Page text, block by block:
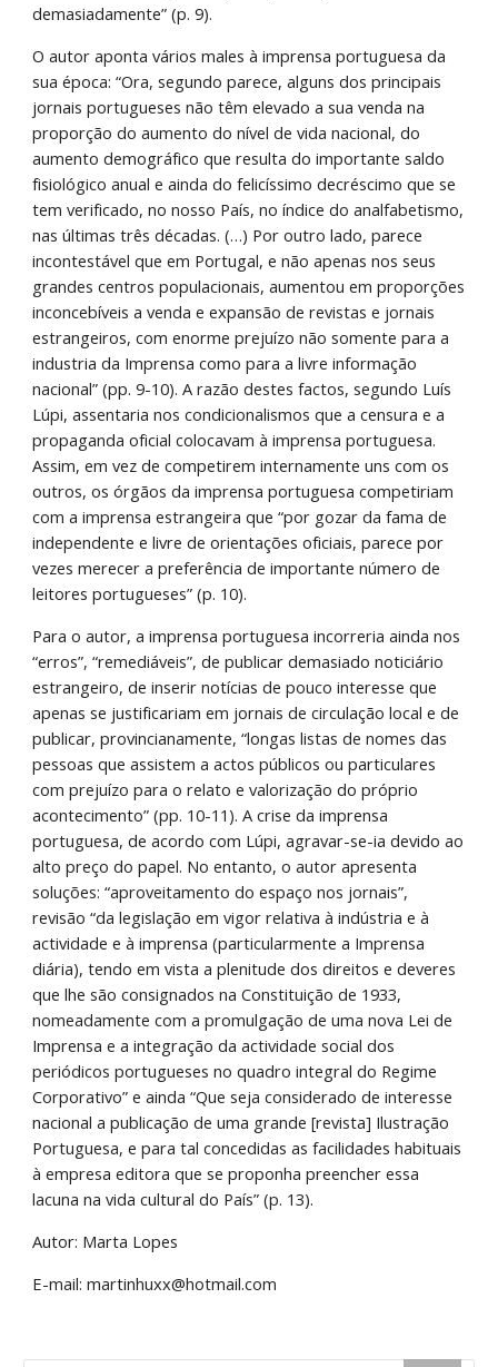
demasiadamente” (p. 9).
O autor aponta vários males à imprensa portuguesa da
sua época: “Ora, segundo parece, alguns dos principais
jornais portugueses não têm elevado a sua venda na
proporção do aumento do nível de vida nacional, do
aumento demográfico que resulta do importante saldo
fisiológico anual e ainda do felicíssimo decréscimo que se
tem verificado, no nosso País, no índice do analfabetismo,
nas últimas três décadas. (…) Por outro lado, parece
incontestável que em Portugal, e não apenas nos seus
grandes centros populacionais, aumentou em proporções
inconcebíveis a venda e expansão de revistas e jornais
estrangeiros, com enorme prejuízo não somente para a
industria da Imprensa como para a livre informação
nacional” (pp. 9-10). A razão destes factos, segundo Luís
Lúpi, assentaria nos condicionalismos que a censura e a
propaganda oficial colocavam à imprensa portuguesa.
Assim, em vez de competirem internamente uns com os
outros, os órgãos da imprensa portuguesa competiriam
com a imprensa estrangeira que “por gozar da fama de
independente e livre de orientações oficiais, parece por
vezes merecer a preferência de importante número de
leitores portugueses” (p. 10).
Para o autor, a imprensa portuguesa incorreria ainda nos
“erros”, “remediáveis”, de publicar demasiado noticiário
estrangeiro, de inserir notícias de pouco interesse que
apenas se justificariam em jornais de circulação local e de
publicar, provincianamente, “longas listas de nomes das
pessoas que assistem a actos públicos ou particulares
com prejuízo para o relato e valorização do próprio
acontecimento” (pp. 10-11). A crise da imprensa
portuguesa, de acordo com Lúpi, agravar-se-ia devido ao
alto preço do papel. No entanto, o autor apresenta
soluções: “aproveitamento do espaço nos jornais”,
revisão “da legislação em vigor relativa à indústria e à
actividade e à imprensa (particularmente a Imprensa
diária), tendo em vista a plenitude dos direitos e deveres
que lhe são consignados na Constituição de 1933,
nomeadamente com a promulgação de uma nova Lei de
Imprensa e a integração da actividade social dos
periódicos portugueses no quadro integral do Regime
Corporativo” e ainda “Que seja considerado de interesse
nacional a publicação de uma grande [revista] Ilustração
Portuguesa, e para tal concedidas as facilidades habituais
à empresa editora que se proponha preencher essa
lacuna na vida cultural do País” (p. 13).
Autor: Marta Lopes
E-mail: martinhuxx@hotmail.com